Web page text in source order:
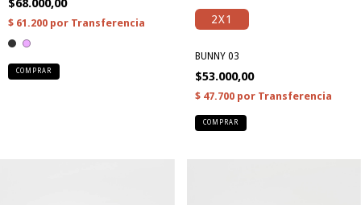
COMPRAR
2X1
BUNNY 03
$53.000,00
COMPRAR